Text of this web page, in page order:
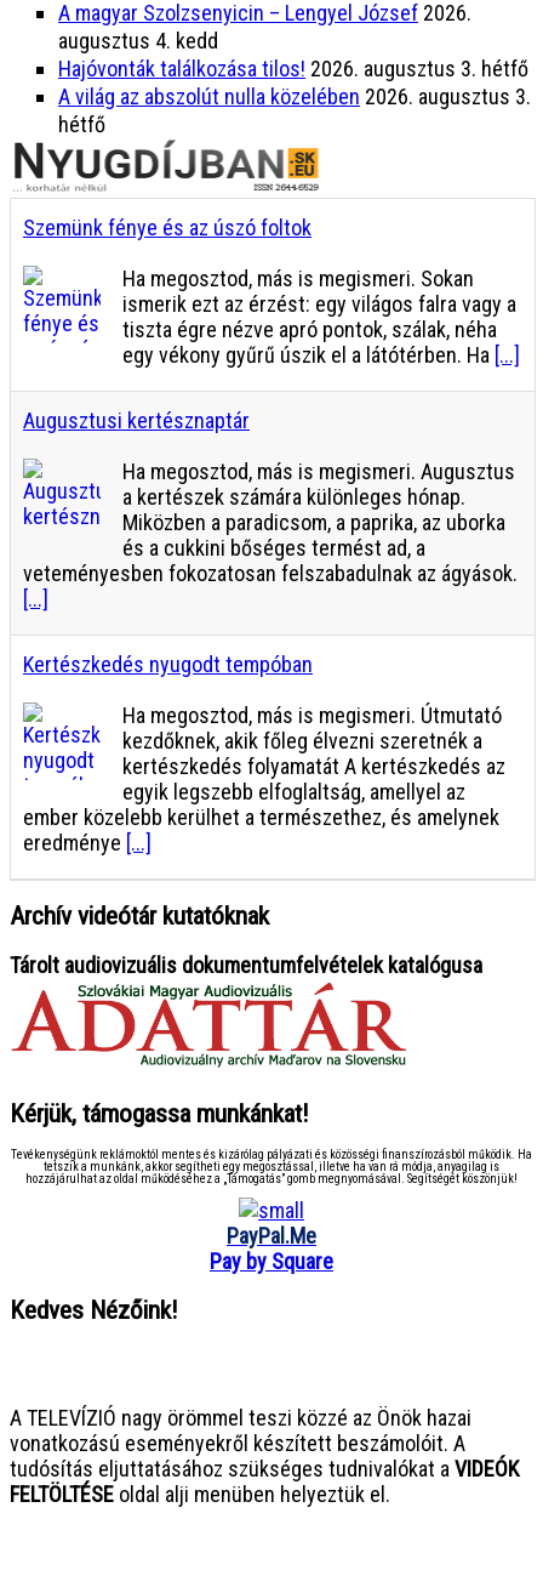
A magyar Szolzsenyicin – Lengyel József 2026.
augusztus 4. kedd
Hajóvonták találkozása tilos! 2026. augusztus 3. hétfő
A világ az abszolút nulla közelében 2026. augusztus 3.
hétfő
Szemünk fénye és az úszó foltok
Ha megosztod, más is megismeri. Sokan
ismerik ezt az érzést: egy világos falra vagy a
tiszta égre nézve apró pontok, szálak, néha
egy vékony gyűrű úszik el a látótérben. Ha [...]
Augusztusi kertésznaptár
Ha megosztod, más is megismeri. Augusztus
a kertészek számára különleges hónap.
Miközben a paradicsom, a paprika, az uborka
és a cukkini bőséges termést ad, a
veteményesben fokozatosan felszabadulnak az ágyások.
[...]
Kertészkedés nyugodt tempóban
Ha megosztod, más is megismeri. Útmutató
kezdőknek, akik főleg élvezni szeretnék a
kertészkedés folyamatát A kertészkedés az
egyik legszebb elfoglaltság, amellyel az
ember közelebb kerülhet a természethez, és amelynek
eredménye [...]
Archív videótár kutatóknak
Tárolt audiovizuális dokumentumfelvételek katalógusa
Kérjük, támogassa munkánkat!
Tevékenységünk reklámoktól mentes és kizárólag pályázati és közösségi finanszírozásból működik. Ha
tetszik a munkánk, akkor segítheti egy megosztással, illetve ha van rá módja, anyagilag is
hozzájárulhat az oldal működéséhez a „Támogatás” gomb megnyomásával. Segítségét köszönjük!
PayPal.Me
Pay by Square
Kedves Nézőink!
A TELEVÍZIÓ nagy örömmel teszi közzé az Önök hazai
vonatkozású eseményekről készített beszámolóit. A
tudósítás eljuttatásához szükséges tudnivalókat a VIDEÓK
FELTÖLTÉSE oldal alji menüben helyeztük el.